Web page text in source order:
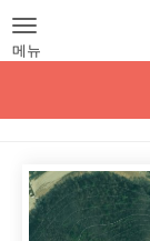
Toggle
navigation
메뉴